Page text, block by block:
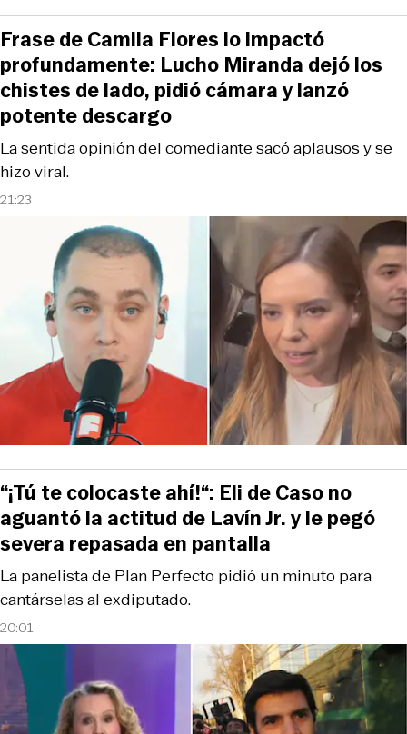
21:23
La sentida opinión del comediante sacó aplausos y se
hizo viral.
Frase de Camila Flores lo impactó
profundamente: Lucho Miranda dejó los
chistes de lado, pidió cámara y lanzó
potente descargo
20:01
La panelista de Plan Perfecto pidió un minuto para
cantárselas al exdiputado.
“¡Tú te colocaste ahí!“: Eli de Caso no
aguantó la actitud de Lavín Jr. y le pegó
severa repasada en pantalla